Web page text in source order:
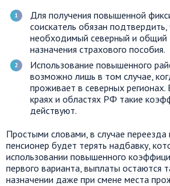
Для получения повышенной
соискатель обязан
необходимый северный и общий
назначения страхового пособия.
Использование повышенного
возможно лишь в том случае,
проживает в северных регионах.
краях и областях РФ такие
действуют.
Простыми словами, в случае переезда
пенсионер будет терять надбавку,
использовании повышенного
первого варианта, выплаты остаются
назначении даже при смене места